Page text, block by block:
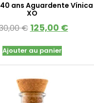
ans Aguardente Vínica
XO
€ 125,00 €
Ajouter au panier